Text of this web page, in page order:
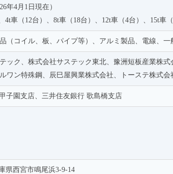
年4月1日現在）
4t車（12台）、8t車（18台）、12t車（4台）、15t車
（コイル、板、パイプ等）、アルミ製品、電線、一
ック、株式会社サステック東北、豫洲短板産業株式
ワン特殊鋼、辰巳屋興業株式会社、トーステ株式会
子園支店、三井住友銀行 歌島橋支店
県西宮市鳴尾浜3-9-14